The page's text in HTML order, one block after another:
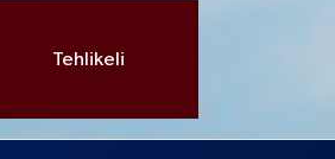
Tehlikeli